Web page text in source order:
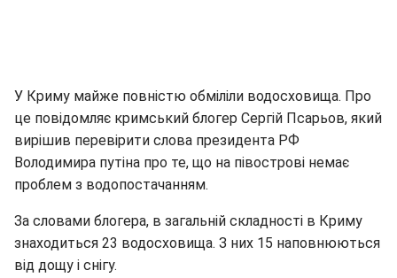
У Криму майже повністю обміліли водосховища. Про
це повідомляє кримський блогер Сергій Псарьов, який
вирішив перевірити слова президента РФ
Володимира путіна про те, що на півострові немає
проблем з водопостачанням.
За словами блогера, в загальній складності в Криму
знаходиться 23 водосховища. З них 15 наповнюються
від дощу і снігу.